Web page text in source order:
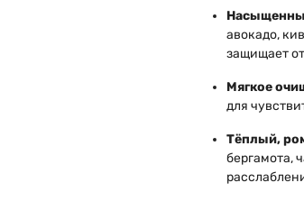
авокадо,
защищает
Мягкое
для
Тёплый,
бергамота,